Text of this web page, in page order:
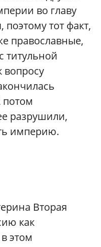
во главу
поэтому тот факт,
православные,
титульной
вопросу
потом
разрушили,
империю.
Вторая
как
этом